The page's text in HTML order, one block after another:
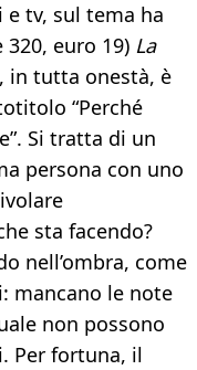
tv, sul tema ha
euro 19) La
in tutta onestà, è
“Perché
Si tratta di un
persona con uno
sta facendo?
nell’ombra, come
mancano le note
non possono
Per fortuna, il